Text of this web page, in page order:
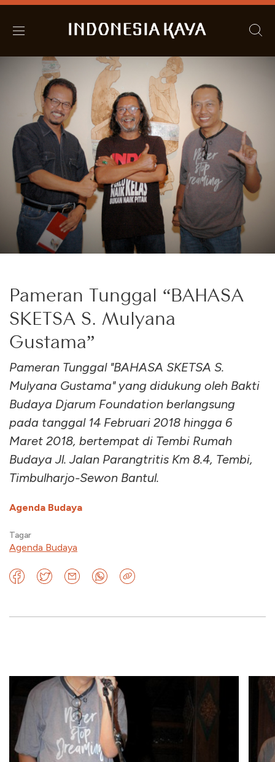
Pameran Tunggal “BAHASA
SKETSA S. Mulyana
Gustama”
Pameran Tunggal "BAHASA SKETSA S.
Mulyana Gustama" yang didukung oleh Bakti
Budaya Djarum Foundation berlangsung
pada tanggal 14 Februari 2018 hingga 6
Maret 2018, bertempat di Tembi Rumah
Budaya Jl. Jalan Parangtritis Km 8.4, Tembi,
Timbulharjo-Sewon Bantul.
Agenda Budaya
Tagar
Agenda Budaya